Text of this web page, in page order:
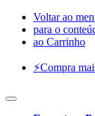
Voltar ao
para o
ao Carrinho
⚡️Compra